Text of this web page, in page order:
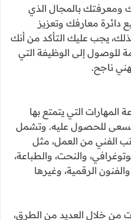
بالمجال الذي
معارفك وتعزيز
يجب عليك التأكد من أنك
للوصول إلى الوظيفة التي
ناجح.
المهارات التي يتمتع بها
للحصول عليه. وتشمل
الفني من العمل، مثل
والنحت، والطباعة،
الرقمية، وغيرها
من خلال العديد من الطرق،